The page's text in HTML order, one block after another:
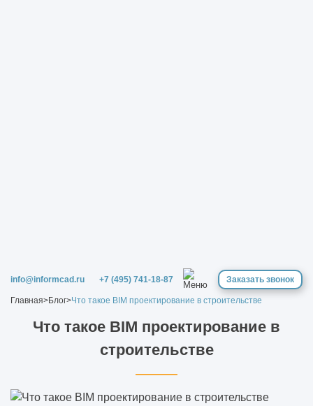
info@informcad.ru +7 (495) 741-18-87 Заказать звонок
Главная>Блог>Что такое BIM проектирование в строительстве
Что такое BIM проектирование в
строительстве